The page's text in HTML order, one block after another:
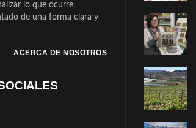
lo que ocurre,
de una forma clara y
ACERCA DE NOSOTROS